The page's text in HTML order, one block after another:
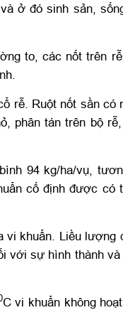
ở đó sinh sản,
to, các nốt trên
rễ. Ruột nốt sần có
phân tán trên bộ
94 kg/ha/vụ,
cố định được có
khuẩn. Liều lượng
với sự hình thành và
C vi khuẩn không